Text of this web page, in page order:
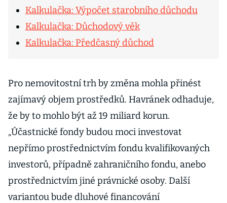
Kalkulačka: Výpočet starobního důchodu
Kalkulačka: Důchodový věk
Kalkulačka: Předčasný důchod
Pro nemovitostní trh by změna mohla přinést
zajímavý objem prostředků. Havránek odhaduje,
že by to mohlo být až 19 miliard korun.
„Účastnické fondy budou moci investovat
nepřímo prostřednictvím fondu kvalifikovaných
investorů, případně zahraničního fondu, anebo
prostřednictvím jiné právnické osoby. Další
variantou bude dluhové financování